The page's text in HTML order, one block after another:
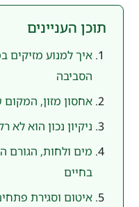
תוכן העניינים
איך למנוע מזיקים
הסביבה
אחסון מזון,
ניקיון נכון הוא
מים ולחות,
בחיים
איטום וסגירת